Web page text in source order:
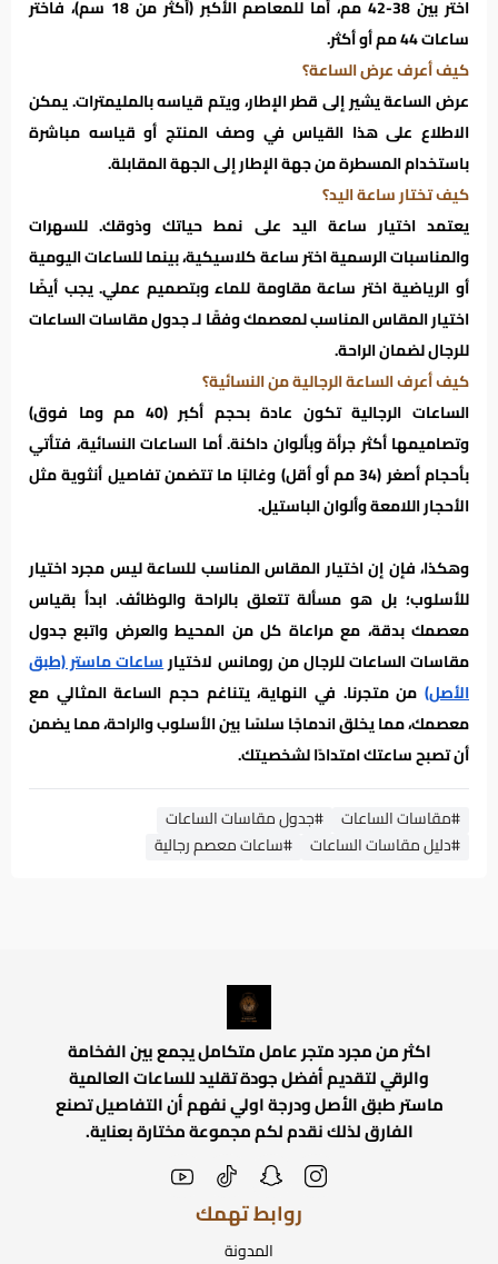
اختر بين 38-42 مم، أما للمعاصم الأكبر (أكثر من 18 سم)، فاختر
ساعات 44 مم أو أكثر.
كيف أعرف عرض الساعة؟
عرض الساعة يشير إلى قطر الإطار، ويتم قياسه بالمليمترات. يمكن
الاطلاع على هذا القياس في وصف المنتج أو قياسه مباشرة
باستخدام المسطرة من جهة الإطار إلى الجهة المقابلة.
كيف تختار ساعة اليد؟
يعتمد اختيار ساعة اليد على نمط حياتك وذوقك. للسهرات
والمناسبات الرسمية اختر ساعة كلاسيكية، بينما للساعات اليومية
أو الرياضية اختر ساعة مقاومة للماء وبتصميم عملي. يجب أيضًا
اختيار المقاس المناسب لمعصمك وفقًا لـ جدول مقاسات الساعات
للرجال لضمان الراحة.
كيف أعرف الساعة الرجالية من النسائية؟
الساعات الرجالية تكون عادة بحجم أكبر (40 مم وما فوق)
وتصاميمها أكثر جرأة وبألوان داكنة. أما الساعات النسائية، فتأتي
بأحجام أصغر (34 مم أو أقل) وغالبًا ما تتضمن تفاصيل أنثوية مثل
الأحجار اللامعة وألوان الباستيل.
وهكذا، فإن إن اختيار المقاس المناسب للساعة ليس مجرد اختيار
للأسلوب؛ بل هو مسألة تتعلق بالراحة والوظائف. ابدأ بقياس
معصمك بدقة، مع مراعاة كل من المحيط والعرض واتبع جدول
مقاسات الساعات للرجال من رومانس لاختيارساعات ماستر (طبق
الأصل) من متجرنا. في النهاية، يتناغم حجم الساعة المثالي مع
معصمك، مما يخلق اندماجًا سلسًا بين الأسلوب والراحة، مما يضمن
أن تصبح ساعتك امتدادًا لشخصيتك.
#مقاسات الساعات
#جدول مقاسات الساعات
#دليل مقاسات الساعات
#ساعات معصم رجالية
اكثر من مجرد متجر عامل متكامل يجمع بين الفخامة
والرقي لتقديم أفضل جودة تقليد للساعات العالمية
ماستر طبق الأصل ودرجة اولي نفهم أن التفاصيل تصنع
الفارق لذلك نقدم لكم مجموعة مختارة بعناية.
روابط تهمك
المدونة